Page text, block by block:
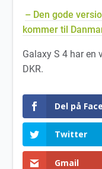
– Den gode
kommer til
Galaxy S 4 har en
DKR.
Del på
Twitter
Gmail